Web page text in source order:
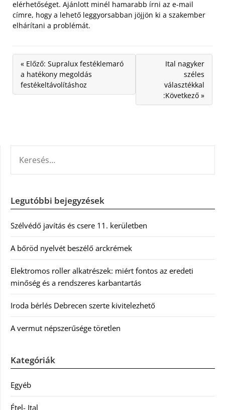
elérhetőséget. Ajánlott minél hamarabb írni az e-mail
címre, hogy a lehető leggyorsabban jöjjön ki a szakember
elhárítani a problémát.
« Előző: Supralux festéklemaró
a hatékony megoldás
festékeltávolításhoz
Ital nagyker
széles
választékkal
:Következő »
Legutóbbi bejegyzések
Szélvédő javítás és csere 11. kerületben
A bőröd nyelvét beszélő arckrémek
Elektromos roller alkatrészek: miért fontos az eredeti
minőség és a rendszeres karbantartás
Iroda bérlés Debrecen szerte kivitelezhető
A vermut népszerűsége töretlen
Kategóriák
Egyéb
Étel- Ital